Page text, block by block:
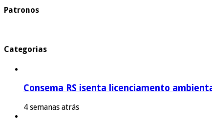
Patronos
Categorias
Consema RS isenta licenciamento
4 semanas atrás